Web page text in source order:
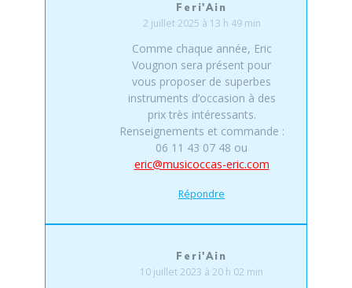
Feri'Ain
2 juillet 2025 à 13 h 49 min
Comme chaque année, Eric
Vougnon sera présent pour
vous proposer de superbes
instruments d’occasion à des
prix très intéressants.
Renseignements et commande :
06 11 43 07 48 ou
eric@musicoccas-eric.com
Répondre
Feri'Ain
10 juillet 2023 à 20 h 02 min